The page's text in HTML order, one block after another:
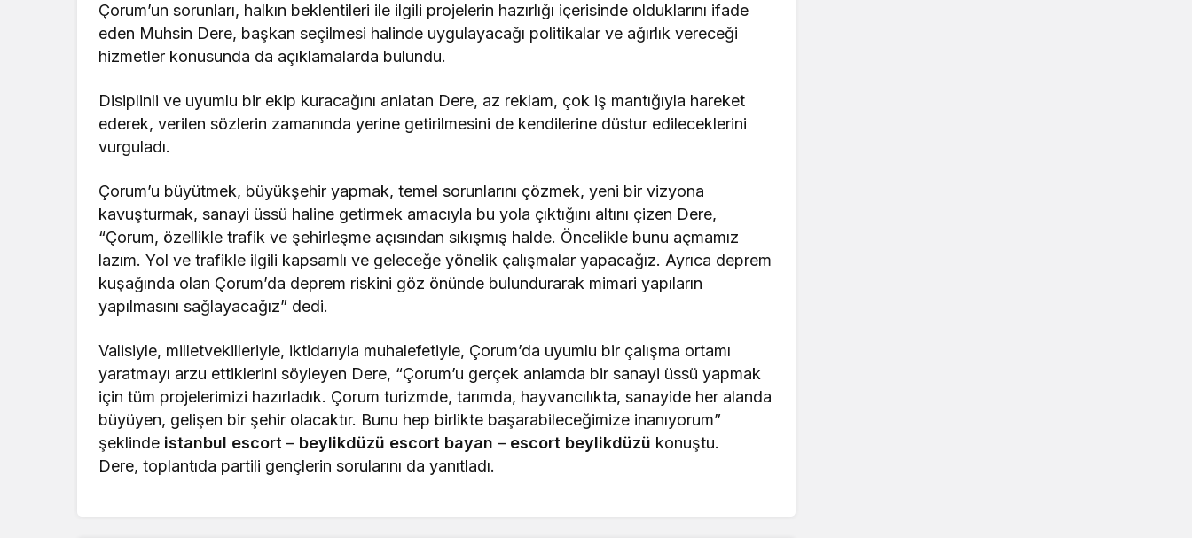
Çorum’un sorunları, halkın beklentileri ile ilgili projelerin hazırlığı içerisinde olduklarını ifade
eden Muhsin Dere, başkan seçilmesi halinde uygulayacağı politikalar ve ağırlık vereceği
hizmetler konusunda da açıklamalarda bulundu.
Disiplinli ve uyumlu bir ekip kuracağını anlatan Dere, az reklam, çok iş mantığıyla hareket
ederek, verilen sözlerin zamanında yerine getirilmesini de kendilerine düstur edileceklerini
vurguladı.
Çorum’u büyütmek, büyükşehir yapmak, temel sorunlarını çözmek, yeni bir vizyona
kavuşturmak, sanayi üssü haline getirmek amacıyla bu yola çıktığını altını çizen Dere,
“Çorum, özellikle trafik ve şehirleşme açısından sıkışmış halde. Öncelikle bunu açmamız
lazım. Yol ve trafikle ilgili kapsamlı ve geleceğe yönelik çalışmalar yapacağız. Ayrıca deprem
kuşağında olan Çorum’da deprem riskini göz önünde bulundurarak mimari yapıların
yapılmasını sağlayacağız” dedi.
Valisiyle, milletvekilleriyle, iktidarıyla muhalefetiyle, Çorum’da uyumlu bir çalışma ortamı
yaratmayı arzu ettiklerini söyleyen Dere, “Çorum’u gerçek anlamda bir sanayi üssü yapmak
için tüm projelerimizi hazırladık. Çorum turizmde, tarımda, hayvancılıkta, sanayide her alanda
büyüyen, gelişen bir şehir olacaktır. Bunu hep birlikte başarabileceğimize inanıyorum”
şeklinde istanbul escort – beylikdüzü escort bayan – escort beylikdüzü konuştu.
Dere, toplantıda partili gençlerin sorularını da yanıtladı.